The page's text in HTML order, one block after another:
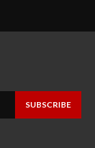
SUBSCRIBE